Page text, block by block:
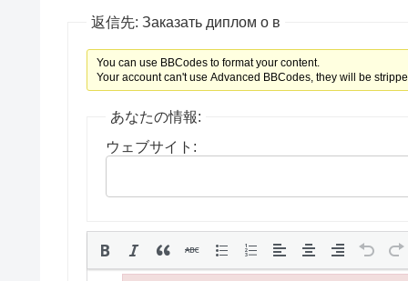
返信先: Заказать диплом о в
You can use BBCodes to format your content.
Your account can't use Advanced BBCodes, they will be
あなたの情報:
ウェブサイト: